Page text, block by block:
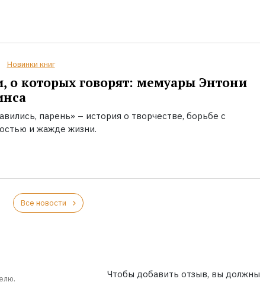
Новинки книг
о которых говорят: мемуары Энтони
парень» – история о творчестве, борьбе с
и жажде жизни.
Все новости
Чтобы добавить отзыв, вы должны